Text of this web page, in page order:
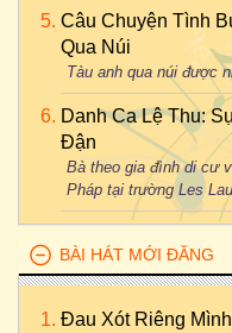
Câu Chuyện Tình
Qua Núi
Tàu anh qua núi được
Danh Ca Lệ Thu:
Đận
Bà theo gia đình di cư
Pháp tại trường Les
BÀI HÁT MỚI ĐĂNG
Đau Xót Riêng